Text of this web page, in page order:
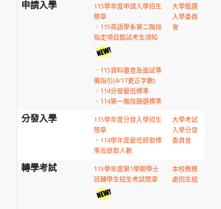
申請入學
115學年度申請入學招生
簡章
． 115英語學系第二階段
指定項目甄試考生須知
． 115資料審查及面試準
備指引(4/17更正字數)
． 114分發最低標準
． 114第一階段篩選標準
大學甄選
入學委員
會
分發入學
115學年度分發入學招生
簡章
． 114學年度最低錄取標
準及錄取人數
大學考試
入學分發
委員會
轉學考試
115學年度第1學期學士
班轉學生招生考試簡章
本校教務
處招生組